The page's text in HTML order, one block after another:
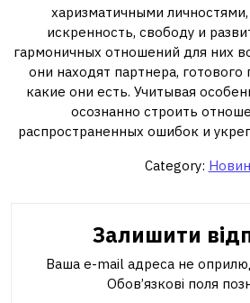
харизматичными
искренность, свободу и
гармоничных отношений для них
они находят партнера, готового
какие они есть. Учитывая
осознанно строить
распространенных ошибок и
Category:
Залишити
Ваша e-mail адреса не
Обов’язкові поля